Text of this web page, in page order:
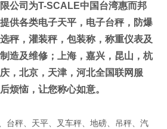
公司为T-SCALE中国台湾惠而邦
供各类电子天平，电子台秤，防爆
秤，灌装秤，包装称，称重仪表及
造及维修；
上海，嘉兴，昆山，杭
，北京，天津，河北全国联网服
烦恼，让您称心如意。
台秤、天平、叉车秤、地磅、吊秤、汽